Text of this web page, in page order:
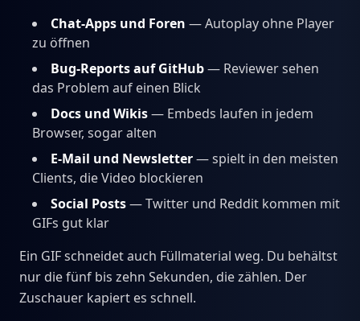
Chat-Apps und Foren — Autoplay ohne Player
zu öffnen
Bug-Reports auf GitHub— Reviewer sehen
das Problem auf einen Blick
Docs und Wikis— Embeds laufen in jedem
Browser, sogar alten
E-Mail und Newsletter— spielt in den meisten
Clients, die Video blockieren
Social Posts— Twitter und Reddit kommen mit
GIFs gut klar
Ein GIF schneidet auch Füllmaterial weg. Du behältst
nur die fünf bis zehn Sekunden, die zählen. Der
Zuschauer kapiert es schnell.